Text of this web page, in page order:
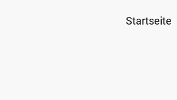
Startseite